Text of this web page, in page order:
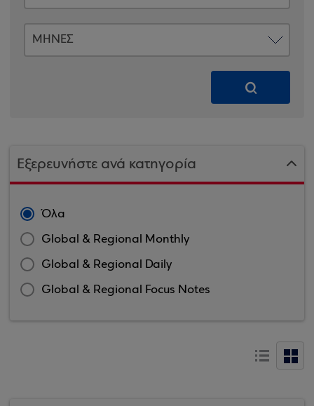
Εξερευνήστε ανά κατηγορία
Όλα
Global & Regional Monthly
Global & Regional Daily
Global & Regional Focus Notes